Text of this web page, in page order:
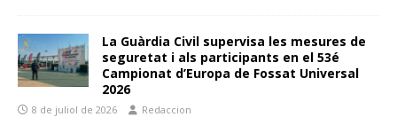
La Guàrdia Civil supervisa les mesures de
seguretat i als participants en el 53é
Campionat d’Europa de Fossat Universal
2026
8 de juliol de 2026 Redaccion